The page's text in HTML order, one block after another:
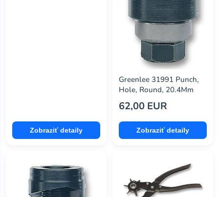
Zobraziť detaily
Greenlee 31991 Punch,
Hole, Round, 20.4Mm
62,00 EUR
Zobraziť detaily